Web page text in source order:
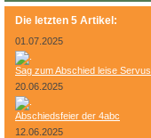
Die letzten 5 Artikel:
01.07.2025
Sag zum Abschied leise Servus
20.06.2025
Abschiedsfeier der 4abc
12.06.2025